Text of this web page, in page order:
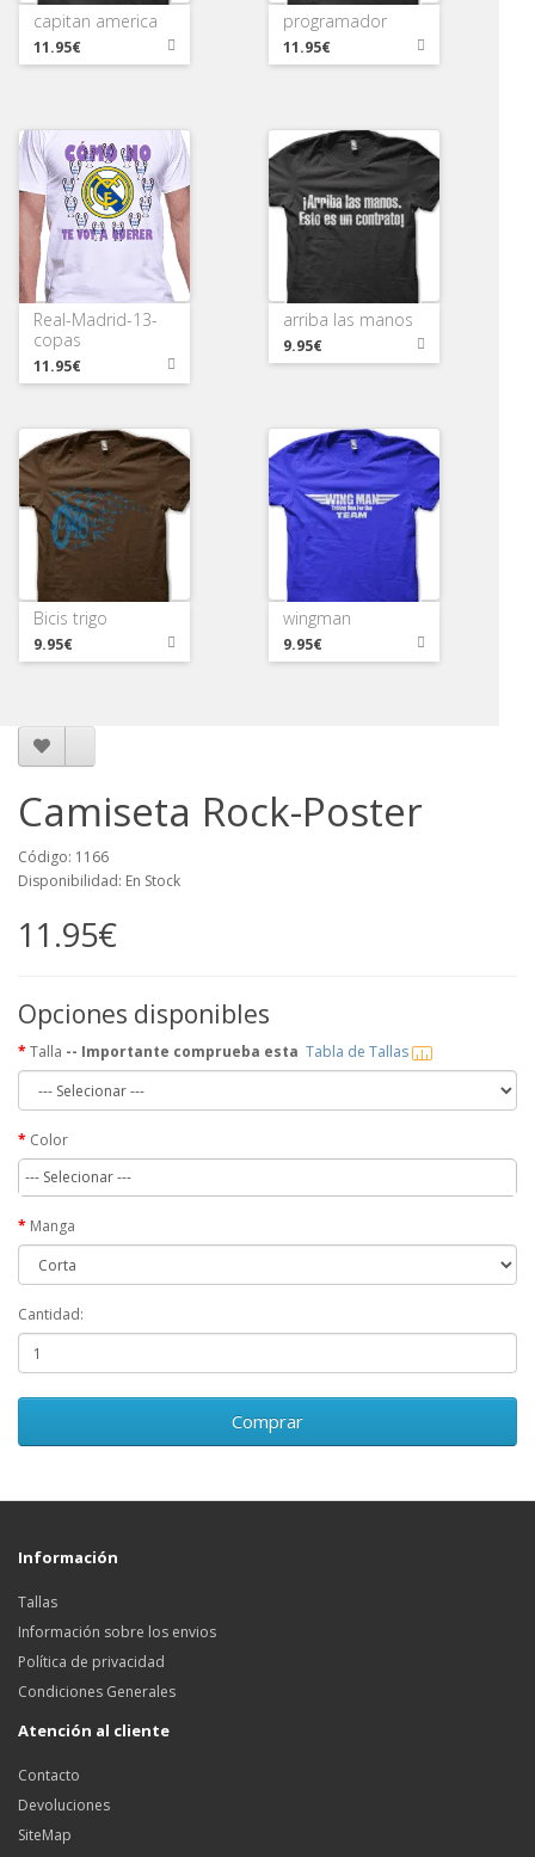
capitan america
11.95€
programador
11.95€
Real-Madrid-13-
copas
11.95€
arriba las manos
9.95€
Bicis trigo
9.95€
wingman
9.95€
Camiseta Rock-Poster
Código: 1166
Disponibilidad: En Stock
11.95€
Opciones disponibles
Talla -- Importante comprueba esta Tabla de Tallas
Color
--- Selecionar ---
Manga
Cantidad:
Comprar
Información
Tallas
Información sobre los envios
Política de privacidad
Condiciones Generales
Atención al cliente
Contacto
Devoluciones
SiteMap